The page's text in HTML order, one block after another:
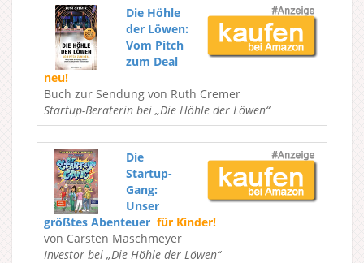
Die Höhle
der Löwen:
Vom Pitch
zum Deal
neu!
Buch zur Sendung von Ruth Cremer
Startup-Beraterin bei „Die Höhle der Löwen“
Die
Startup-
Gang:
Unser
größtes Abenteuer für Kinder!
von Carsten Maschmeyer
Investor bei „Die Höhle der Löwen“